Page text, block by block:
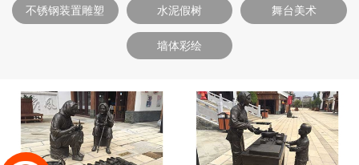
不锈钢装置雕塑 水泥假树 舞台美术
墙体彩绘